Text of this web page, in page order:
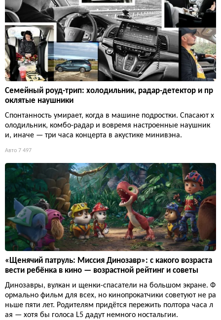
Семейный роуд-трип: холодильник, радар-детектор и пр
оклятые наушники
Спонтанность умирает, когда в машине подростки. Спасают х
олодильник, комбо-радар и вовремя настроенные наушник
и, иначе — три часа концерта в акустике минивэна.
Авто 7 497
«Щенячий патруль: Миссия Динозавр»: с какого возраста
вести ребёнка в кино — возрастной рейтинг и советы
Динозавры, вулкан и щенки-спасатели на большом экране. Ф
ормально фильм для всех, но кинопрокатчики советуют не ра
ньше пяти лет. Родителям придётся пережить полтора часа л
ая — хотя бы голоса L5 дадут немного ностальгии.